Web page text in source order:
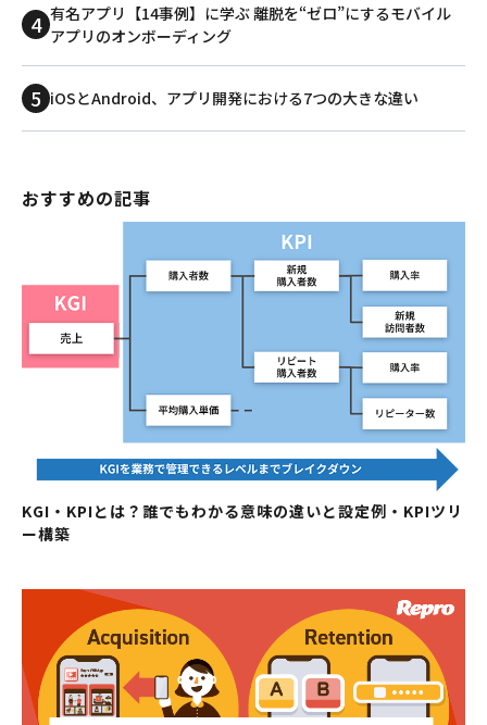
有名アプリ【14事例】に学ぶ 離脱を“ゼロ”にするモバイル
アプリのオンボーディング
iOSとAndroid、アプリ開発における7つの大きな違い
おすすめの記事
KGI・KPIとは？誰でもわかる意味の違いと設定例・KPIツリ
ー構築